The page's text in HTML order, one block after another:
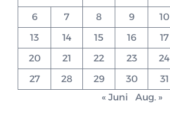
6
7 8 9 10
13
14 15 16 17
20
21 22 23 24
27
28 29 30
31
« Juni
Aug. »